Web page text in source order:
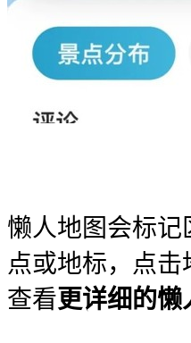
懒人地图会标
点或地标，点
查看更详细的懒